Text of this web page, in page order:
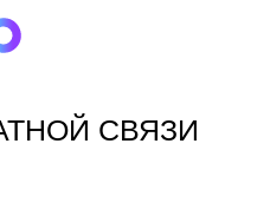
СВЯЗИ